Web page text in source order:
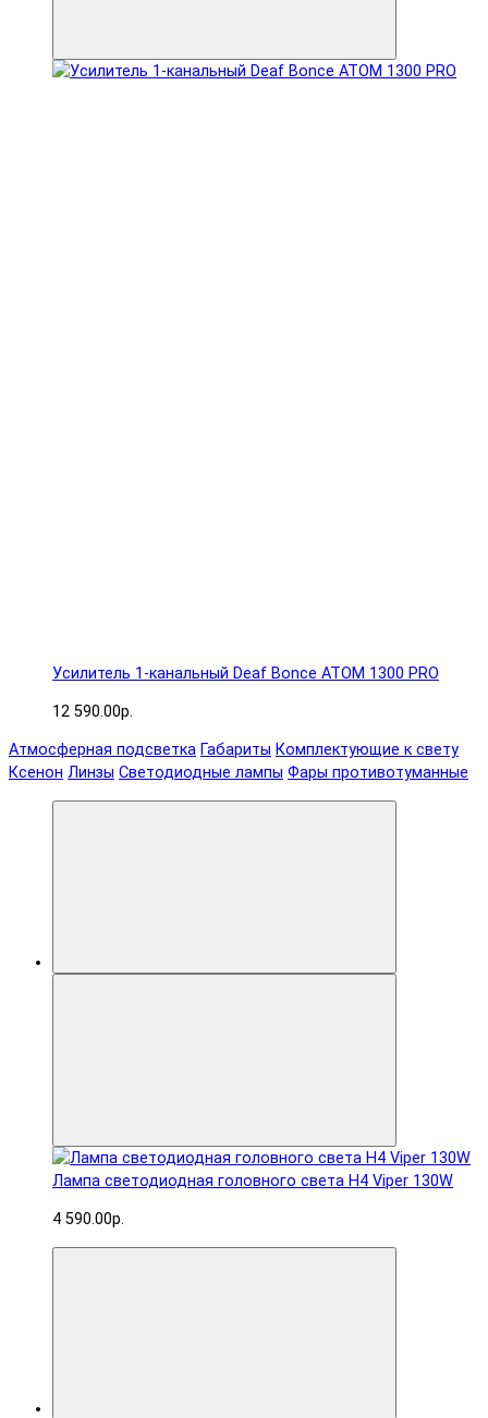
Усилитель 1-канальный Deaf Bonce ATOM 1300 PRO
12 590.00р.
Атмосферная подсветка Габариты Комплектующие к свету
Ксенон Линзы Светодиодные лампы Фары противотуманные
Лампа светодиодная головного света H4 Viper 130W
4 590.00р.